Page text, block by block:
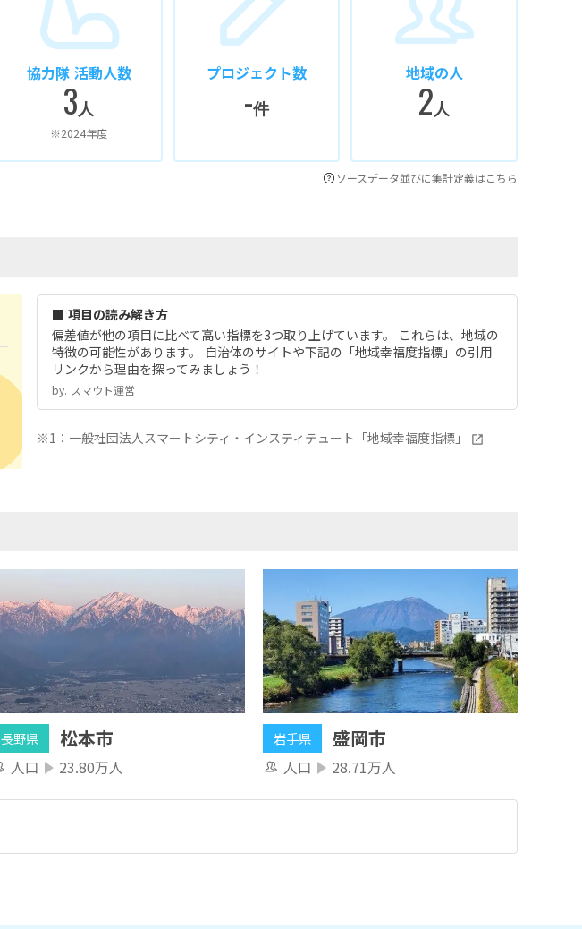
協力隊 活動人数
3人
※2024年度
プロジェクト数
-件
地域の人
2人
ソースデータ並びに集計定義はこちら
■ 項目の読み解き方
偏差値が他の項目に比べて高い指標を3つ取り上げています。 これらは、地域の
特徴の可能性があります。 自治体のサイトや下記の「地域幸福度指標」の引用
リンクから理由を探ってみましょう！
by.︎ スマウト運営
※1：一般社団法人スマートシティ・インスティテュート「地域幸福度指標」
長野県 松本市
人口 23.80万人
岩手県 盛岡市
人口 28.71万人